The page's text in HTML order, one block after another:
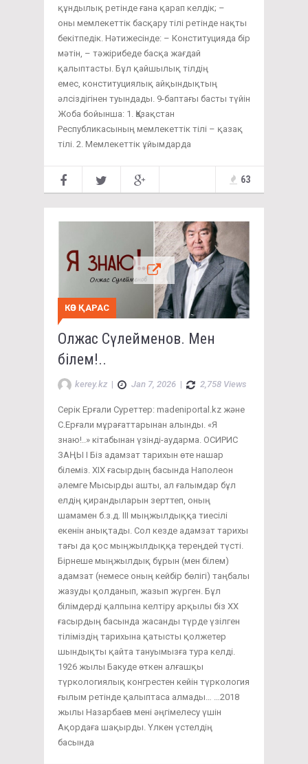
құндылық ретінде ғана қарап келдік; –
оны мемлекеттік басқару тілі ретінде нақты
бекітпедік. Нәтижесінде: – Конституцияда бір
мәтін, – тәжірибеде басқа жағдай
қалыптасты. Бұл қайшылық тілдің
емес, конституциялық айқындықтың
әлсіздігінен туындады. 9-баптағы басты түйін
Жоба бойынша: 1. Қазақстан
Республикасының мемлекеттік тілі – қазақ
тілі. 2. Мемлекеттік ұйымдарда
63
КӨЗ ҚАРАС
Олжас Сүлейменов. Мен
білем!..
kerey.kz | Jan 7, 2026 | 2,758 Views
Серік Ерғали Суреттер: madeniportal.kz және
С.Ерғали мұрағаттарынан алынды. «Я
знаю!..» кітабынан үзінді-аударма. ОСИРИС
ЗАҢЫ I Біз адамзат тарихын өте нашар
білеміз. XIX ғасырдың басында Наполеон
әлемге Мысырды ашты, ал ғалымдар бұл
елдің қирандыларын зерттеп, оның
шамамен б.з.д. III мыңжылдыққа тиесілі
екенін анықтады. Сол кезде адамзат тарихы
тағы да қос мыңжылдыққа тереңдей түсті.
Бірнеше мыңжылдық бұрын (мен білем)
адамзат (немесе оның кейбір бөлігі) таңбалы
жазуды қолданып, жазып жүрген. Бұл
білімдерді қалпына келтіру арқылы біз XX
ғасырдың басында жасанды түрде үзілген
тіліміздің тарихына қатысты қолжетер
шындықты қайта тануымызға тура келді.
1926 жылы Бакуде өткен алғашқы
түркологиялық конгрестен кейін түркология
ғылым ретінде қалыптаса алмады… …2018
жылы Назарбаев мені әңгімелесу үшін
Ақордаға шақырды. Үлкен үстелдің
басында